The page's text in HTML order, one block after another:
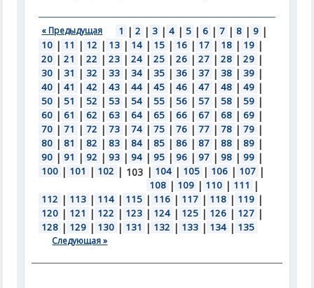
« Предыдущая 1 | 2 | 3 | 4 | 5 | 6 | 7 | 8 | 9 |
10 | 11 | 12 | 13 | 14 | 15 | 16 | 17 | 18 | 19 |
20 | 21 | 22 | 23 | 24 | 25 | 26 | 27 | 28 | 29 |
30 | 31 | 32 | 33 | 34 | 35 | 36 | 37 | 38 | 39 |
40 | 41 | 42 | 43 | 44 | 45 | 46 | 47 | 48 | 49 |
50 | 51 | 52 | 53 | 54 | 55 | 56 | 57 | 58 | 59 |
60 | 61 | 62 | 63 | 64 | 65 | 66 | 67 | 68 | 69 |
70 | 71 | 72 | 73 | 74 | 75 | 76 | 77 | 78 | 79 |
80 | 81 | 82 | 83 | 84 | 85 | 86 | 87 | 88 | 89 |
90 | 91 | 92 | 93 | 94 | 95 | 96 | 97 | 98 | 99 |
100 | 101 | 102 | 103 | 104 | 105 | 106 | 107 |
108 | 109 | 110 | 111 |
112 | 113 | 114 | 115 | 116 | 117 | 118 | 119 |
120 | 121 | 122 | 123 | 124 | 125 | 126 | 127 |
128 | 129 | 130 | 131 | 132 | 133 | 134 | 135
Следующая »